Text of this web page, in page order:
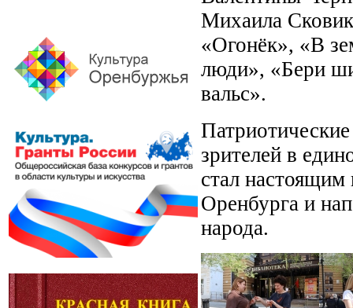
Михаила
«Огонёк», «В
люди», «Бери
вальс».
зрителей в
стал настоящим
Оренбурга и
народа.